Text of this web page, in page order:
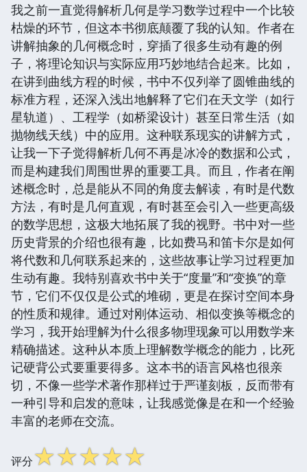
我之前一直觉得解析几何是学习数学过程中一个比较
枯燥的环节，但这本书彻底颠覆了我的认知。作者在
讲解抽象的几何概念时，穿插了很多生动有趣的例
子，将理论知识与实际应用巧妙地结合起来。比如，
在讲到曲线方程的时候，书中不仅列举了圆锥曲线的
标准方程，还深入浅出地解释了它们在天文学（如行
星轨道）、工程学（如桥梁设计）甚至日常生活（如
抛物线天线）中的应用。这种联系现实的讲解方式，
让我一下子觉得解析几何不再是冰冷的数据和公式，
而是构建我们周围世界的重要工具。而且，作者在阐
述概念时，总是能从不同的角度去解读，有时是代数
方法，有时是几何直观，有时甚至会引入一些更高级
的数学思想，这极大地拓展了我的视野。书中对一些
历史背景的介绍也很有趣，比如费马和笛卡尔是如何
将代数和几何联系起来的，这些故事让学习过程更加
生动有趣。我特别喜欢书中关于“度量”和“变换”的章
节，它们不仅仅是公式的堆砌，更是在探讨空间本身
的性质和规律。通过对刚体运动、相似变换等概念的
学习，我开始理解为什么很多物理现象可以用数学来
精确描述。这种从本质上理解数学概念的能力，比死
记硬背公式要重要得多。这本书的语言风格也很亲
切，不像一些学术著作那样过于严谨刻板，反而带有
一种引导和启发的意味，让我感觉像是在和一个经验
丰富的老师在交流。
评分☆☆☆☆☆